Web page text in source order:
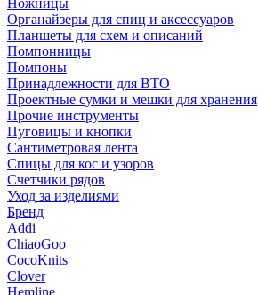
Ножницы
Органайзеры для спиц и аксессуаров
Планшеты для схем и описаний
Помпонницы
Помпоны
Принадлежности для ВТО
Проектные сумки и мешки для хранения
Прочие инструменты
Пуговицы и кнопки
Сантиметровая лента
Спицы для кос и узоров
Счетчики рядов
Уход за изделиями
Бренд
Addi
ChiaoGoo
CocoKnits
Clover
Hemline